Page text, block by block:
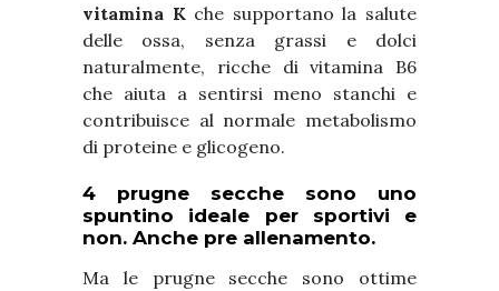
vitamina Kche supportano la salute
delle ossa, senza grassi e dolci
naturalmente, ricche di vitamina B6
che aiuta a sentirsi meno stanchi e
contribuisce al normale metabolismo
di proteine e glicogeno.
4 prugne secche sono uno
spuntino ideale per sportivi e
non. Anche pre allenamento.
Ma le prugne secche sono ottime